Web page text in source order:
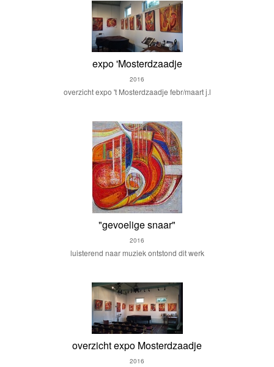
expo 'Mosterdzaadje
2016
overzicht expo 't Mosterdzaadje febr/maart j.l
"gevoelige snaar"
2016
luisterend naar muziek ontstond dit werk
overzicht expo Mosterdzaadje
2016